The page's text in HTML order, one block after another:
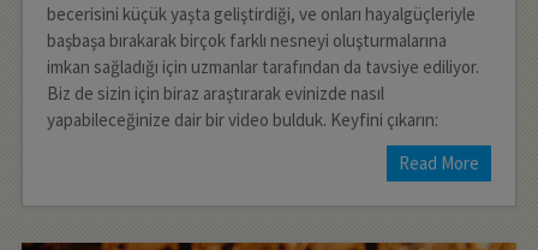
becerisini küçük yaşta geliştirdiği, ve onları hayalgüçleriyle
başbaşa bırakarak birçok farklı nesneyi oluşturmalarına
imkan sağladığı için uzmanlar tarafından da tavsiye ediliyor.
Biz de sizin için biraz araştırarak evinizde nasıl
yapabileceğinize dair bir video bulduk. Keyfini çıkarın:
Read More